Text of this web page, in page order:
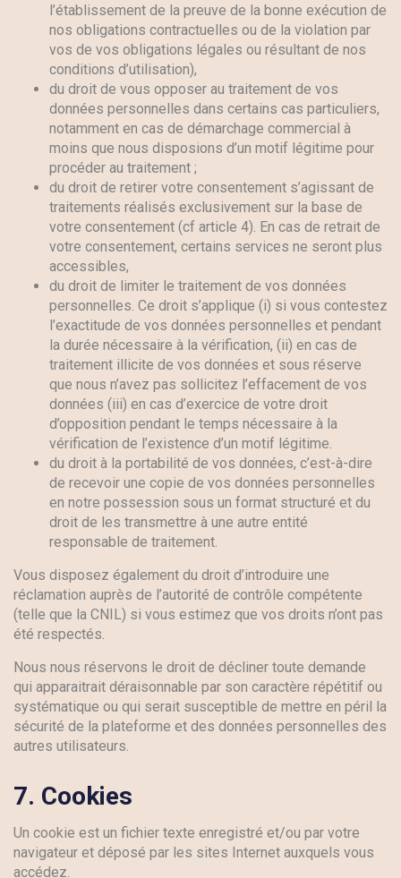
l’établissement de la preuve de la bonne exécution de
nos obligations contractuelles ou de la violation par
vos de vos obligations légales ou résultant de nos
conditions d’utilisation),
du droit de vous opposer au traitement de vos
données personnelles dans certains cas particuliers,
notamment en cas de démarchage commercial à
moins que nous disposions d’un motif légitime pour
procéder au traitement ;
du droit de retirer votre consentement s’agissant de
traitements réalisés exclusivement sur la base de
votre consentement (cf article 4). En cas de retrait de
votre consentement, certains services ne seront plus
accessibles,
du droit de limiter le traitement de vos données
personnelles. Ce droit s’applique (i) si vous contestez
l’exactitude de vos données personnelles et pendant
la durée nécessaire à la vérification, (ii) en cas de
traitement illicite de vos données et sous réserve
que nous n’avez pas sollicitez l’effacement de vos
données (iii) en cas d’exercice de votre droit
d’opposition pendant le temps nécessaire à la
vérification de l’existence d’un motif légitime.
du droit à la portabilité de vos données, c’est-à-dire
de recevoir une copie de vos données personnelles
en notre possession sous un format structuré et du
droit de les transmettre à une autre entité
responsable de traitement.
Vous disposez également du droit d’introduire une
réclamation auprès de l’autorité de contrôle compétente
(telle que la CNIL) si vous estimez que vos droits n’ont pas
été respectés.
Nous nous réservons le droit de décliner toute demande
qui apparaitrait déraisonnable par son caractère répétitif ou
systématique ou qui serait susceptible de mettre en péril la
sécurité de la plateforme et des données personnelles des
autres utilisateurs.
7. Cookies
Un cookie est un fichier texte enregistré et/ou par votre
navigateur et déposé par les sites Internet auxquels vous
accédez.